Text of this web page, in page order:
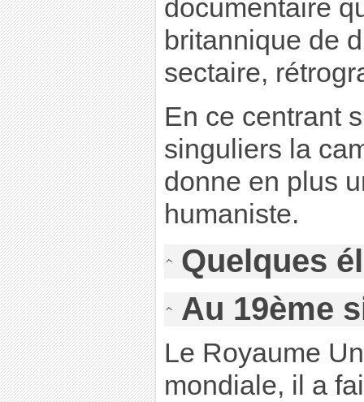
documentaire
britannique de
sectaire,
En ce centrant
singuliers la
donne en plus
humaniste.
Quelques
Au 19ème
Le Royaume
mondiale, il a